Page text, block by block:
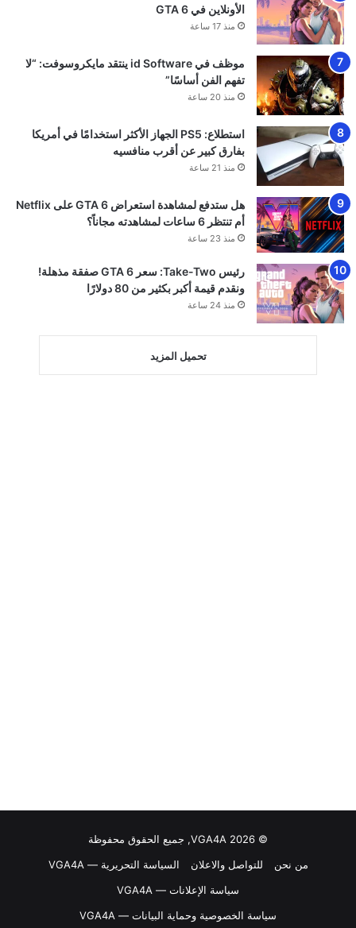
الأونلاين في GTA 6
منذ 17 ساعة
موظف في id Software ينتقد مايكروسوفت: “لا
تفهم الفن أساسًا”
منذ 20 ساعة
استطلاع: PS5 الجهاز الأكثر استخدامًا في أمريكا
بفارق كبير عن أقرب منافسيه
منذ 21 ساعة
هل ستدفع لمشاهدة استعراض GTA 6 على Netflix
أم تنتظر 6 ساعات لمشاهدته مجاناً؟
منذ 23 ساعة
رئيس Take-Two: سعر GTA 6 صفقة مذهلة!
ونقدم قيمة أكبر بكثير من 80 دولارًا
منذ 24 ساعة
تحميل المزيد
© VGA4A 2026, جميع الحقوق محفوظة
من نحن
للتواصل والاعلان
السياسة التحريرية — VGA4A
سياسة الإعلانات — VGA4A
سياسة الخصوصية وحماية البيانات — VGA4A